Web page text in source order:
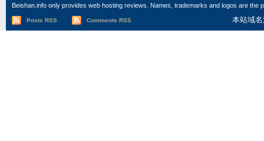
Beishan.info only provides web hosting reviews. Names, trademarks and logos are
Posts RSS Comments RSS 本站域